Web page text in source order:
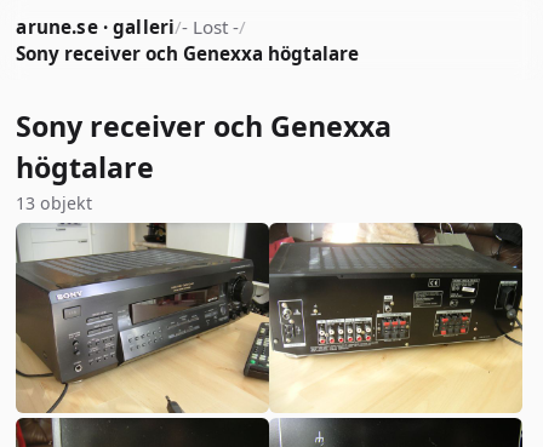
arune.se · galleri/- Lost -/
Sony receiver och Genexxa högtalare
Sony receiver och Genexxa
högtalare
13 objekt